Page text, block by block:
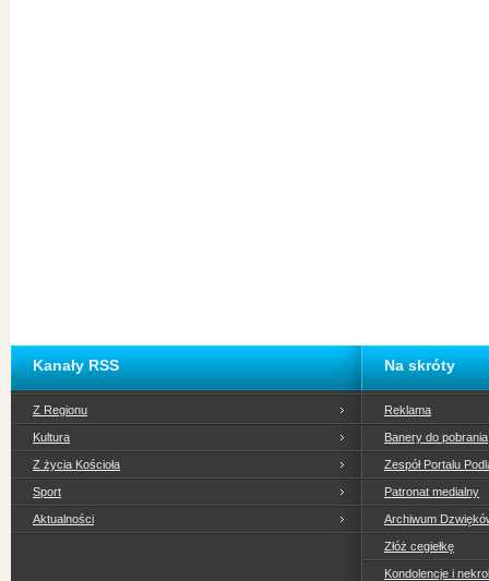
Kanały RSS
Z Regionu
Kultura
Z życia Kościoła
Sport
Aktualności
Na skróty
Reklama
Banery do pobrania
Zespół Portalu
Patronat medialny
Archiwum
Złóż cegiełkę
Kondolencje i